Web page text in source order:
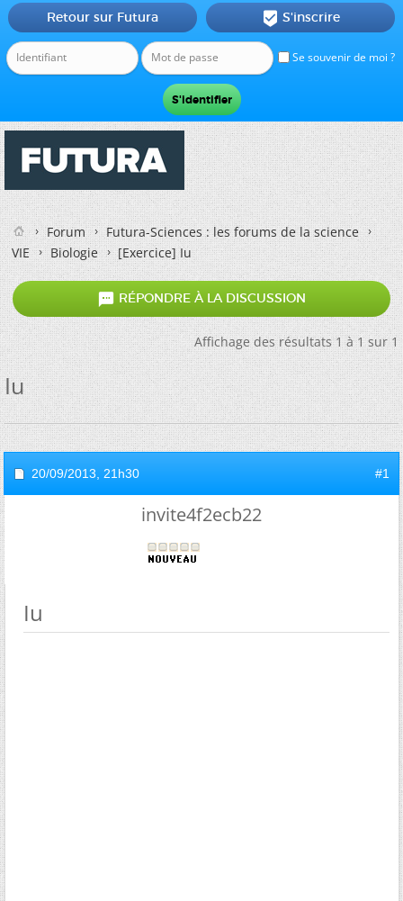
Se souvenir de moi ?
Retour sur Futura  S'inscrire
Forum
Futura-Sciences : les forums de la science
VIE
Biologie [Exercice]Iu
 RÉPONDRE À LA DISCUSSION
Affichage des résultats 1 à 1 sur 1
Iu
20/09/2013, 21h30 #1
invite4f2ecb22
Iu